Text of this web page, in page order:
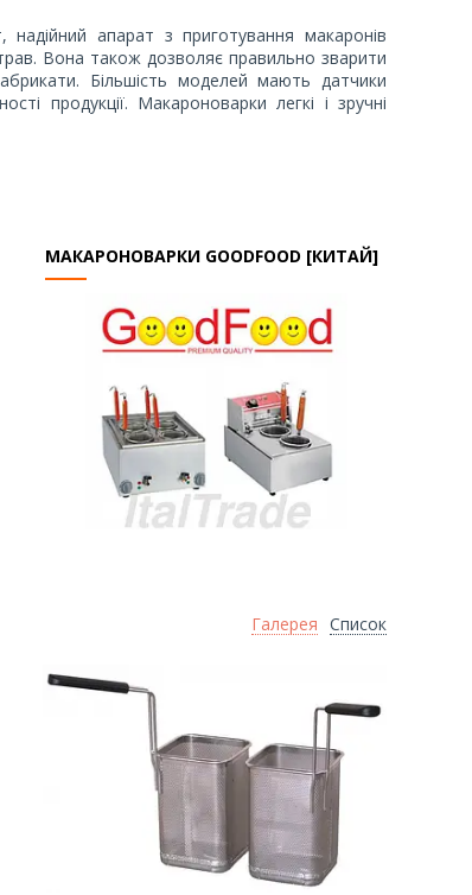
надійний апарат з приготування макаронів
Вона також дозволяє правильно зварити
Більшість моделей мають датчики
продукції. Макароноварки легкі і зручні
МАКАРОНОВАРКИ GOODFOOD [КИТАЙ]
Галерея Список